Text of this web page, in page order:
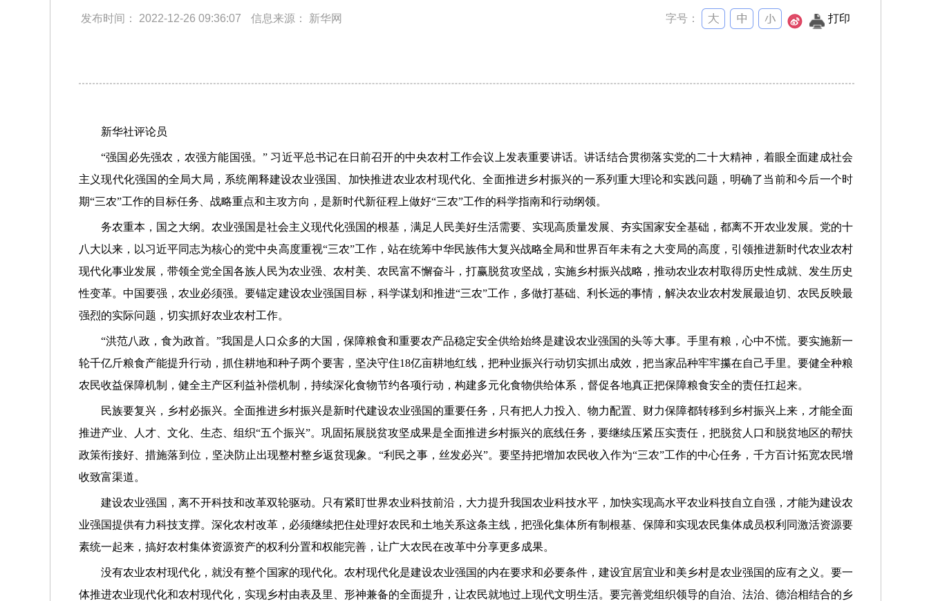
发布时间： 2022-12-26 09:36:07 信息来源： 新华网 字号： 打印
新华社评论员
“强国必先强农，农强方能国强。” 习近平总书记在日前召开的中央农村工作会议上发表重要讲话。讲话结合贯彻落实党的二十大精神，着眼全面建成社会
主义现代化强国的全局大局，系统阐释建设农业强国、加快推进农业农村现代化、全面推进乡村振兴的一系列重大理论和实践问题，明确了当前和今后一个时
期“三农”工作的目标任务、战略重点和主攻方向，是新时代新征程上做好“三农”工作的科学指南和行动纲领。
务农重本，国之大纲。农业强国是社会主义现代化强国的根基，满足人民美好生活需要、实现高质量发展、夯实国家安全基础，都离不开农业发展。党的十
八大以来，以习近平同志为核心的党中央高度重视“三农”工作，站在统筹中华民族伟大复兴战略全局和世界百年未有之大变局的高度，引领推进新时代农业农村
现代化事业发展，带领全党全国各族人民为农业强、农村美、农民富不懈奋斗，打赢脱贫攻坚战，实施乡村振兴战略，推动农业农村取得历史性成就、发生历史
性变革。中国要强，农业必须强。要锚定建设农业强国目标，科学谋划和推进“三农”工作，多做打基础、利长远的事情，解决农业农村发展最迫切、农民反映最
强烈的实际问题，切实抓好农业农村工作。
“洪范八政，食为政首。”我国是人口众多的大国，保障粮食和重要农产品稳定安全供给始终是建设农业强国的头等大事。手里有粮，心中不慌。要实施新一
轮千亿斤粮食产能提升行动，抓住耕地和种子两个要害，坚决守住18亿亩耕地红线，把种业振兴行动切实抓出成效，把当家品种牢牢攥在自己手里。要健全种粮
农民收益保障机制，健全主产区利益补偿机制，持续深化食物节约各项行动，构建多元化食物供给体系，督促各地真正把保障粮食安全的责任扛起来。
民族要复兴，乡村必振兴。全面推进乡村振兴是新时代建设农业强国的重要任务，只有把人力投入、物力配置、财力保障都转移到乡村振兴上来，才能全面
推进产业、人才、文化、生态、组织“五个振兴”。巩固拓展脱贫攻坚成果是全面推进乡村振兴的底线任务，要继续压紧压实责任，把脱贫人口和脱贫地区的帮扶
政策衔接好、措施落到位，坚决防止出现整村整乡返贫现象。“利民之事，丝发必兴”。要坚持把增加农民收入作为“三农”工作的中心任务，千方百计拓宽农民增
收致富渠道。
建设农业强国，离不开科技和改革双轮驱动。只有紧盯世界农业科技前沿，大力提升我国农业科技水平，加快实现高水平农业科技自立自强，才能为建设农
业强国提供有力科技支撑。深化农村改革，必须继续把住处理好农民和土地关系这条主线，把强化集体所有制根基、保障和实现农民集体成员权利同激活资源要
素统一起来，搞好农村集体资源资产的权利分置和权能完善，让广大农民在改革中分享更多成果。
没有农业农村现代化，就没有整个国家的现代化。农村现代化是建设农业强国的内在要求和必要条件，建设宜居宜业和美乡村是农业强国的应有之义。要一
体推进农业现代化和农村现代化，实现乡村由表及里、形神兼备的全面提升，让农民就地过上现代文明生活。要完善党组织领导的自治、法治、德治相结合的乡